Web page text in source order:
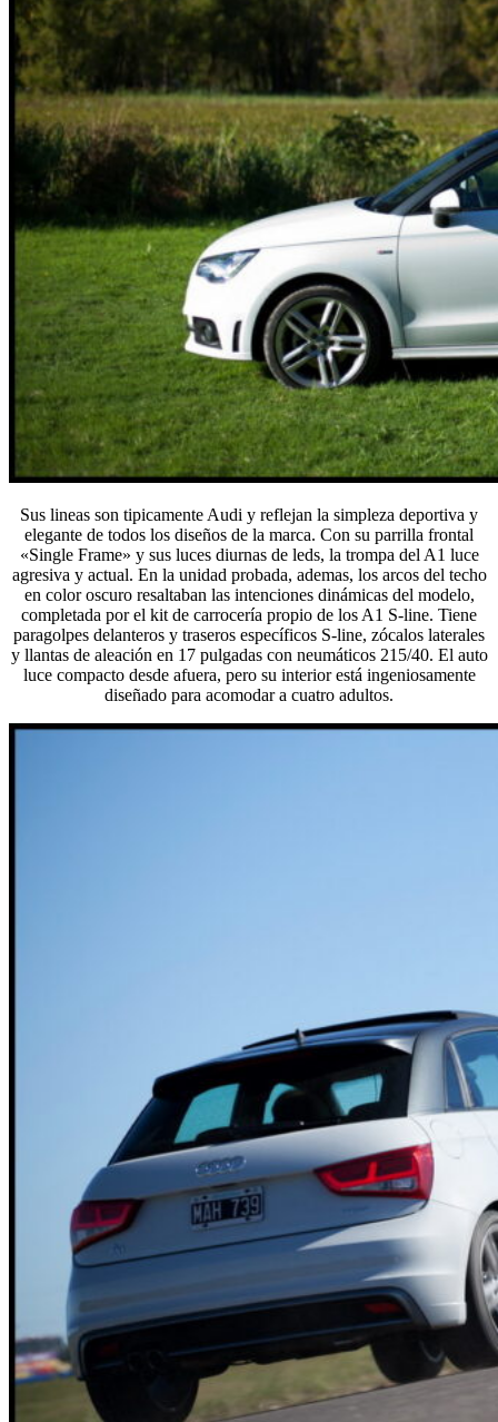
Sus lineas son tipicamente Audi y reflejan la simpleza deportiva y
elegante de todos los diseños de la marca. Con su parrilla frontal
«Single Frame» y sus luces diurnas de leds, la trompa del A1 luce
agresiva y actual. En la unidad probada, ademas, los arcos del techo
en color oscuro resaltaban las intenciones dinámicas del modelo,
completada por el kit de carrocería propio de los A1 S-line. Tiene
paragolpes delanteros y traseros específicos S-line, zócalos laterales
y llantas de aleación en 17 pulgadas con neumáticos 215/40. El auto
luce compacto desde afuera, pero su interior está ingeniosamente
diseñado para acomodar a cuatro adultos.